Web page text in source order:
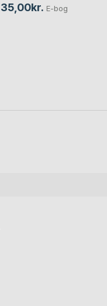
35,00kr. E-bog